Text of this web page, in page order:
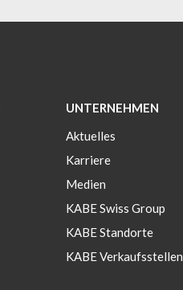
UNTERNEHMEN
Aktuelles
Karriere
Medien
KABE Swiss Group
KABE Standorte
KABE Verkaufsstellen